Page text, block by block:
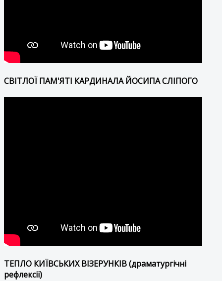
СВІТЛОЇ ПАМ'ЯТІ КАРДИНАЛА ЙОСИПА СЛІПОГО
ТЕПЛО КИЇВСЬКИХ ВІЗЕРУНКІВ (драматургічні
рефлексії)